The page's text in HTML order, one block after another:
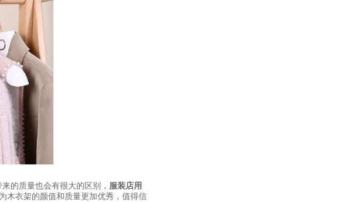
的质量也会有很大的区别， 服装店用
木衣架的颜值和质量更加优秀，值得信